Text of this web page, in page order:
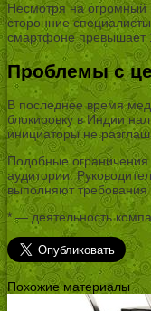
Несмотря на огромный
сторонние
смартфоне превышает
Проблемы с
В последнее время
блокировку в Индии
инициаторы не
Подобные ограничения
аудитории.
выполняют
* — деятельность
Похожие материалы